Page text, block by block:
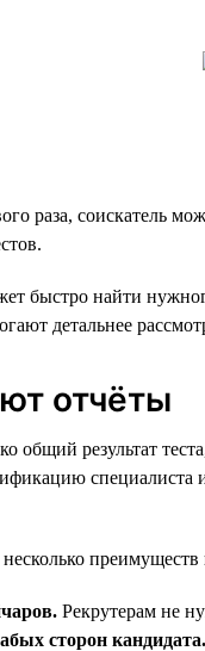
раза, соискатель
быстро найти
детальнее
отчёты
общий результат
специалиста и
несколько
Рекрутерам не
сторон кандидата.